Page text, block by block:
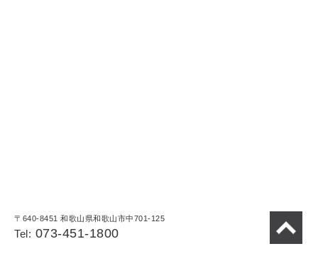
〒640-8451 和歌山県和歌山市中701-125
073-451-1800